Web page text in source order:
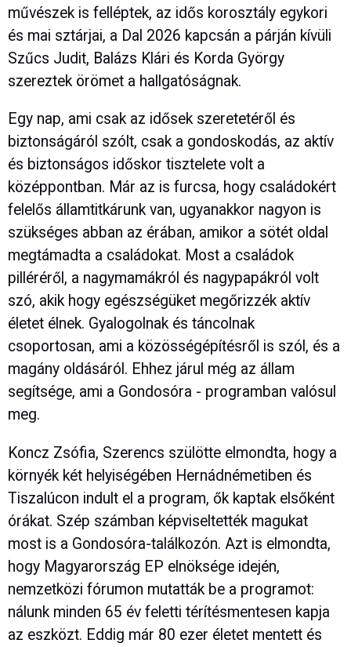
művészek is felléptek, az idős korosztály egykori
és mai sztárjai, a Dal 2026 kapcsán a párján kívüli
Szűcs Judit, Balázs Klári és Korda György
szereztek örömet a hallgatóságnak.
Egy nap, ami csak az idősek szeretetéről és
biztonságáról szólt, csak a gondoskodás, az aktív
és biztonságos időskor tisztelete volt a
középpontban. Már az is furcsa, hogy családokért
felelős államtitkárunk van, ugyanakkor nagyon is
szükséges abban az érában, amikor a sötét oldal
megtámadta a családokat. Most a családok
pilléréről, a nagymamákról és nagypapákról volt
szó, akik hogy egészségüket megőrizzék aktív
életet élnek. Gyalogolnak és táncolnak
csoportosan, ami a közösségépítésről is szól, és a
magány oldásáról. Ehhez járul még az állam
segítsége, ami a Gondosóra - programban valósul
meg.
Koncz Zsófia, Szerencs szülötte elmondta, hogy a
környék két helyiségében Hernádnémetiben és
Tiszalúcon indult el a program, ők kaptak elsőként
órákat. Szép számban képviseltették magukat
most is a Gondosóra-találkozón. Azt is elmondta,
hogy Magyarország EP elnöksége idején,
nemzetközi fórumon mutatták be a programot:
nálunk minden 65 év feletti térítésmentesen kapja
az eszközt. Eddig már 80 ezer életet mentett és